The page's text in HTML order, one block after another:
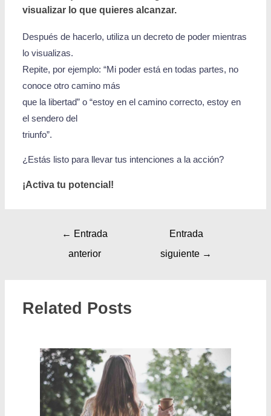
visualizar lo que quieres alcanzar.
Después de hacerlo, utiliza un decreto de poder mientras
lo visualizas.
Repite, por ejemplo: “Mi poder está en todas partes, no
conoce otro camino más
que la libertad” o “estoy en el camino correcto, estoy en
el sendero del
triunfo”.
¿Estás listo para llevar tus intenciones a la acción?
¡Activa tu potencial!
← Entrada
anterior
Entrada
siguiente →
Related Posts